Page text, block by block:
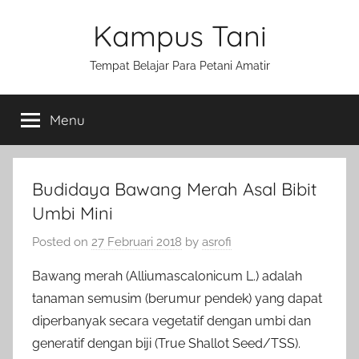
Kampus Tani
Tempat Belajar Para Petani Amatir
Menu
Budidaya Bawang Merah Asal Bibit
Umbi Mini
Posted on 27 Februari 2018 by asrofi
Bawang merah (Alliumascalonicum L.) adalah
tanaman semusim (berumur pendek) yang dapat
diperbanyak secara vegetatif dengan umbi dan
generatif dengan biji (True Shallot Seed/TSS).